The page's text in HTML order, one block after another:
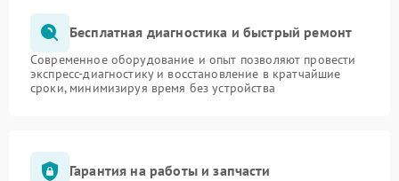
Бесплатная диагностика и быстрый ремонт
Современное оборудование и опыт позволяют провести
экспресс-диагностику и восстановление в кратчайшие
сроки, минимизируя время без устройства
Гарантия на работы и запчасти